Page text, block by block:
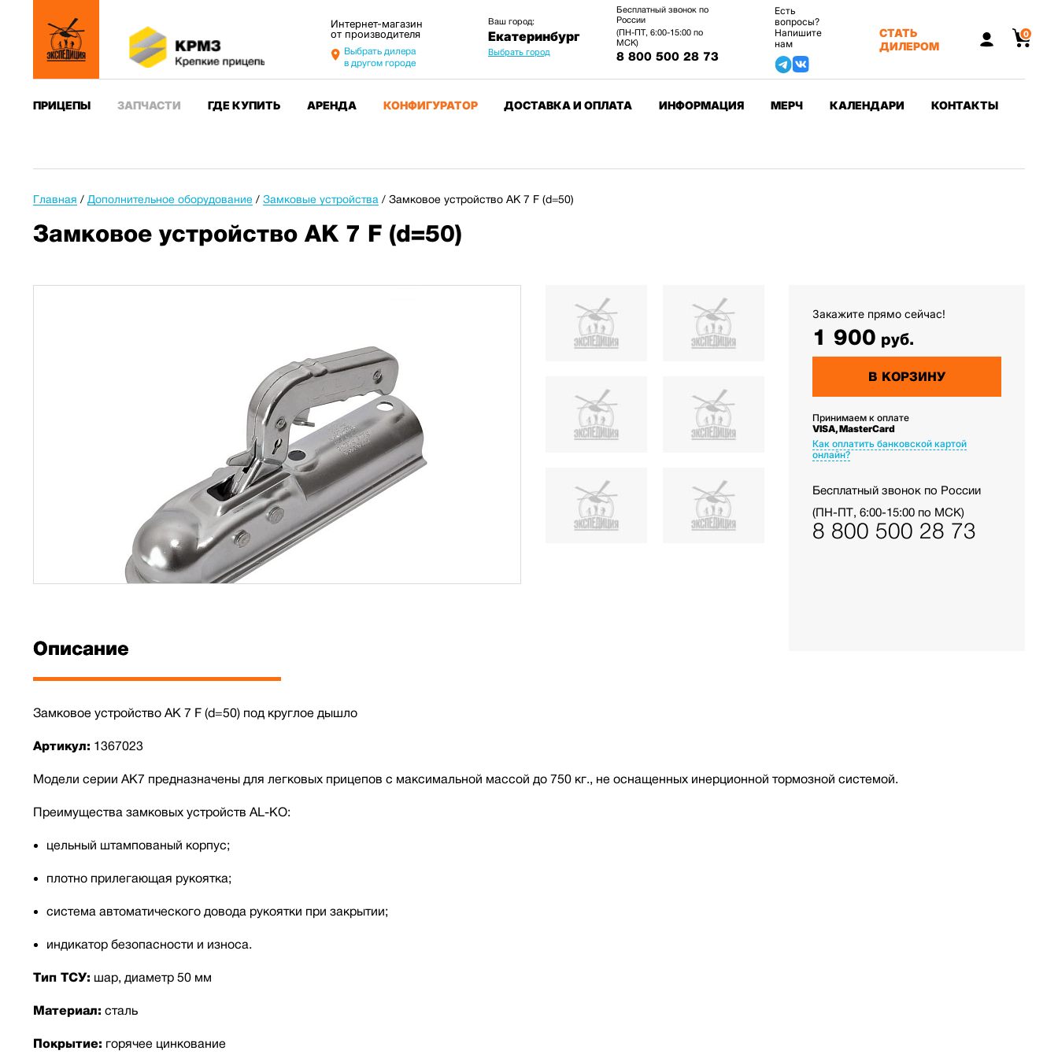
Интернет-магазин
от производителя
Выбрать дилера
в другом городе
Ваш город:
Екатеринбург
Выбрать город
Бесплатный звонок по
России
(ПН-ПТ, 6:00-15:00 по
МСК)
8 800 500 28 73
Есть
вопросы?
Напишите
нам
СТАТЬ
ДИЛЕРОМ
0
ПРИЦЕПЫ ЗАПЧАСТИ ГДЕ КУПИТЬ АРЕНДА КОНФИГУРАТОР ДОСТАВКА И ОПЛАТА ИНФОРМАЦИЯ МЕРЧ КАЛЕНДАРИ КОНТАКТЫ
Главная / Дополнительное оборудование / Замковые устройства / Замковое устройство АК 7 F (d=50)
Замковое устройство АК 7 F (d=50)
Закажите прямо сейчас!
1 900 руб.
В КОРЗИНУ
Принимаем к оплате
VISA, MasterCard
Как оплатить банковской картой
онлайн?
Бесплатный звонок по России
(ПН-ПТ, 6:00-15:00 по МСК)
8 800 500 28 73
Описание
Замковое устройство АК 7 F (d=50) под круглое дышло
Артикул: 1367023
Модели серии AK7 предназначены для легковых прицепов с максимальной массой до 750 кг., не оснащенных инерционной тормозной системой.
Преимущества замковых устройств AL-KO:
цельный штампованый корпус;
плотно прилегающая рукоятка;
система автоматического довода рукоятки при закрытии;
индикатор безопасности и износа.
Тип ТСУ: шар, диаметр 50 мм
Материал: сталь
Покрытие: горячее цинкование